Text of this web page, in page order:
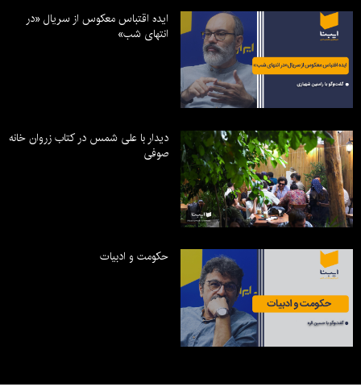
ایده اقتباس معکوس از سریال «در
انتهای شب»
دیدار با علی شمس در کتاب زروان خانه
صوفی
حکومت و ادبیات